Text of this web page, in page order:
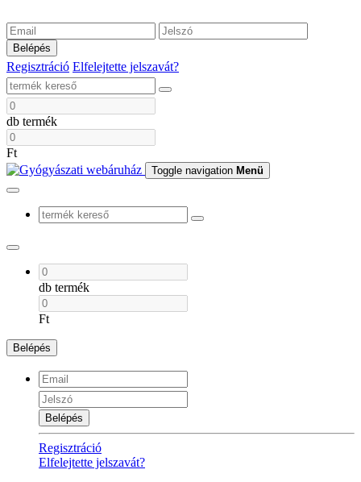
Belépés
Regisztráció Elfelejtette jelszavát?
db termék
Ft
Toggle navigation Menü
db termék
Ft
Belépés
Belépés
Regisztráció
Elfelejtette jelszavát?